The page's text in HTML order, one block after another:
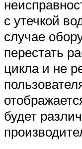
с утечкой
случае
перестать
цикла и не
будет